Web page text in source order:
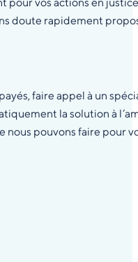
doute rapidement
faire appel à un
la solution à
nous pouvons faire pour